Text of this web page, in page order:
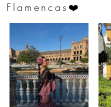
Flamencas ❤️